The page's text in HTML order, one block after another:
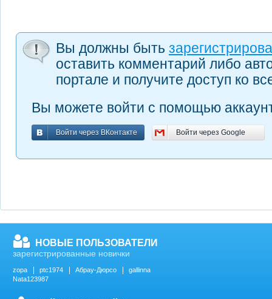
Вы должны быть
оставить комментарий либо
портале и получите доступ ко
Вы можете войти с помощью
Войти через ВКонтакте
Войти через ВКонтакте Войти через Google
Войти через Google
НОВЫЕ ПОЛЬЗОВАТЕЛИ
зарегистрированные новички
zopa ptc1974 Абрау-Дюрсо
gallinna
Nata123987